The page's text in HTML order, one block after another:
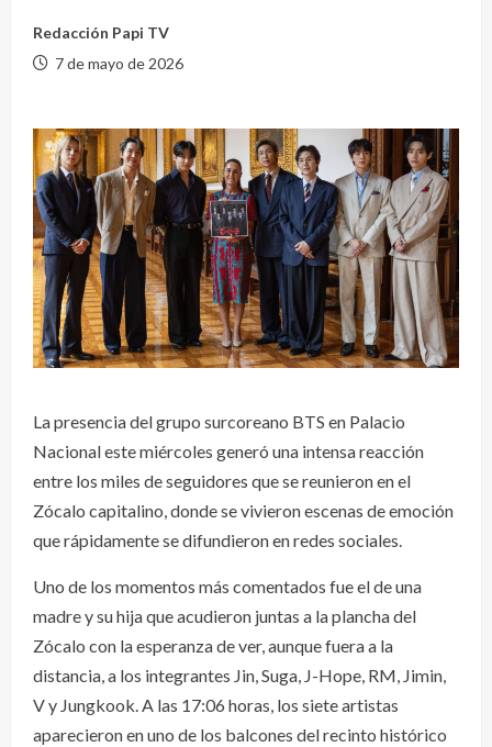
Redacción Papi TV
7 de mayo de 2026
La presencia del grupo surcoreano BTS en Palacio
Nacional este miércoles generó una intensa reacción
entre los miles de seguidores que se reunieron en el
Zócalo capitalino, donde se vivieron escenas de emoción
que rápidamente se difundieron en redes sociales.
Uno de los momentos más comentados fue el de una
madre y su hija que acudieron juntas a la plancha del
Zócalo con la esperanza de ver, aunque fuera a la
distancia, a los integrantes Jin, Suga, J-Hope, RM, Jimin,
V y Jungkook. A las 17:06 horas, los siete artistas
aparecieron en uno de los balcones del recinto histórico